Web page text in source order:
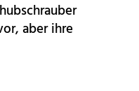
aber ihre